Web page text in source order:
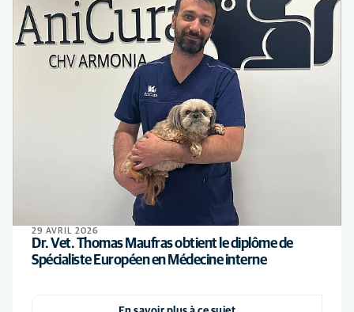
29 AVRIL 2026
Dr. Vet. Thomas Maufras obtient le diplôme de
Spécialiste Européen en Médecine interne